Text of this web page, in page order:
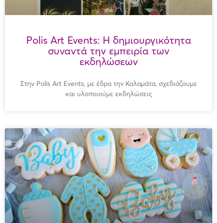
Polis Art Events: Η δημιουργικότητα
συναντά την εμπειρία των
εκδηλώσεων
Στην Polis Art Events, με έδρα την Καλαμάτα, σχεδιάζουμε
και υλοποιούμε εκδηλώσεις